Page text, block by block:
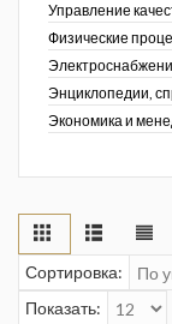
Управление
Физические
Энциклопедии,
Экономика и
Сортировка:
Показать: